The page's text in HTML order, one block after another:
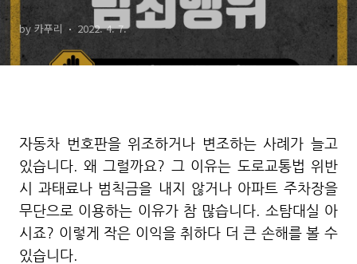
by 카푸리 2022. 4. 7.
자동차 번호판을 위조하거나 변조하는 사례가 늘고
있습니다. 왜 그럴까요? 그 이유는 도로교통법 위반
시 과태료나 범칙금을 내지 않거나 아파트 주차장을
무단으로 이용하는 이유가 참 많습니다. 소탐대실 아
시죠? 이렇게 작은 이익을 취하다 더 큰 손해를 볼 수
있습니다.